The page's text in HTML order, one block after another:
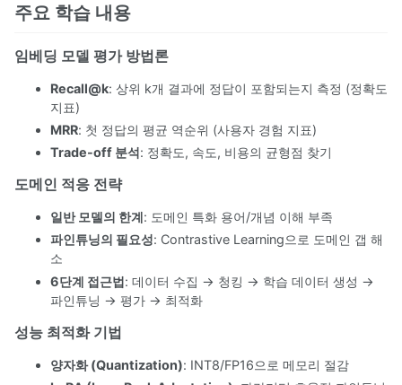
주요 학습 내용
임베딩 모델 평가 방법론
Recall@k: 상위 k개 결과에 정답이 포함되는지 측정 (정확도
지표)
MRR: 첫 정답의 평균 역순위 (사용자 경험 지표)
Trade-off 분석: 정확도, 속도, 비용의 균형점 찾기
도메인 적응 전략
일반 모델의 한계: 도메인 특화 용어/개념 이해 부족
파인튜닝의 필요성: Contrastive Learning으로 도메인 갭 해
소
6단계 접근법: 데이터 수집 → 청킹 → 학습 데이터 생성 →
파인튜닝 → 평가 → 최적화
성능 최적화 기법
양자화 (Quantization): INT8/FP16으로 메모리 절감